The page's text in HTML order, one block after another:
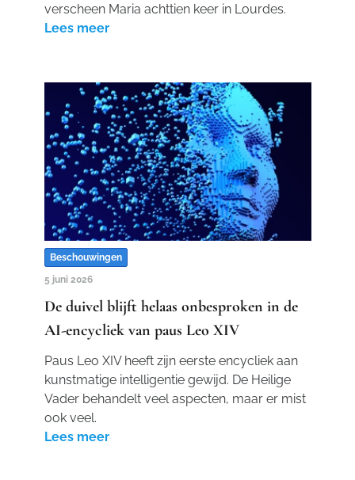
verscheen Maria achttien keer in Lourdes.
Lees meer
Beschouwingen
5 juni 2026
De duivel blijft helaas onbesproken in de
AI-encycliek van paus Leo XIV
Paus Leo XIV heeft zijn eerste encycliek aan
kunstmatige intelligentie gewijd. De Heilige
Vader behandelt veel aspecten, maar er mist
ook veel.
Lees meer